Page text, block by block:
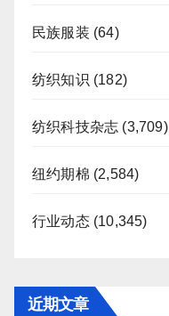
民族服装 (64)
纺织知识 (182)
纺织科技杂志 (3,709)
纽约期棉 (2,584)
行业动态(10,345)
近期文章